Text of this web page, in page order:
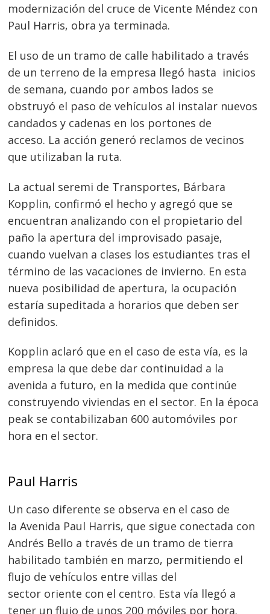
modernización del cruce de Vicente Méndez con
Paul Harris, obra ya terminada.
El uso de un tramo de calle habilitado a través
de un terreno de la empresa llegó hasta inicios
de semana, cuando por ambos lados se
obstruyó el paso de vehículos al instalar nuevos
candados y cadenas en los portones de
acceso. La acción generó reclamos de vecinos
que utilizaban la ruta.
La actual seremi de Transportes, Bárbara
Kopplin, confirmó el hecho y agregó que se
encuentran analizando con el propietario del
paño la apertura del improvisado pasaje,
cuando vuelvan a clases los estudiantes tras el
término de las vacaciones de invierno. En esta
nueva posibilidad de apertura, la ocupación
estaría supeditada a horarios que deben ser
definidos.
Kopplin aclaró que en el caso de esta vía, es la
empresa la que debe dar continuidad a la
avenida a futuro, en la medida que continúe
construyendo viviendas en el sector. En la época
peak se contabilizaban 600 automóviles por
hora en el sector.
Paul Harris
Un caso diferente se observa en el caso de
la Avenida Paul Harris, que sigue conectada con
Andrés Bello a través de un tramo de tierra
habilitado también en marzo, permitiendo el
flujo de vehículos entre villas del
sector oriente con el centro. Esta vía llegó a
tener un flujo de unos 200 móviles por hora.